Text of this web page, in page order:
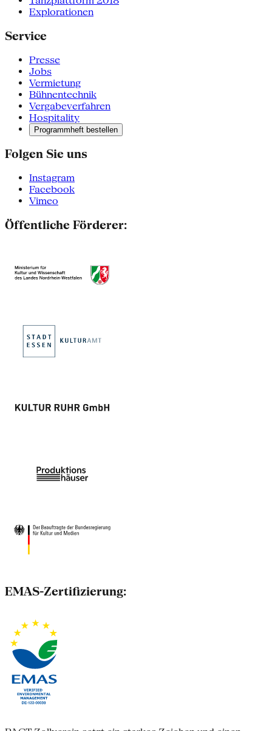
Explorationen
Service
Presse
Jobs
Vermietung
Bühnentechnik
Vergabeverfahren
Hospitality
Programmheft bestellen
Folgen Sie uns
Instagram
Facebook
Vimeo
Öffentliche Förderer:
EMAS-Zertifizierung: